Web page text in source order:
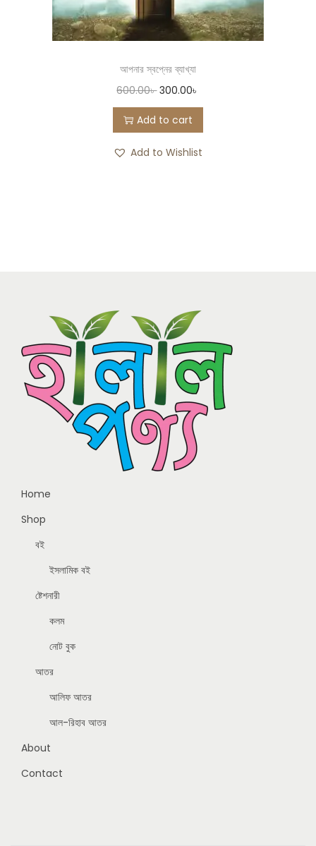
আপনার স্বপ্নের ব্যাখ্যা
600.00৳ 300.00৳
Add to cart
Add to Wishlist
Home
Shop
বই
ইসলামিক বই
ষ্টেশনারী
কলম
নোট বুক
আতর
আলিফ আতর
আল-রিহাব আতর
About
Contact